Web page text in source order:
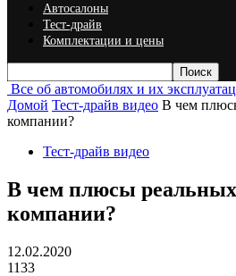
Автосалоны
Тест-драйв
Комплектации и цены
Все об автомобилях и их
Домой Тест-драйв видео В чем
компании?
Тест-драйв видео
В чем плюсы
компании?
12.02.2020
1133